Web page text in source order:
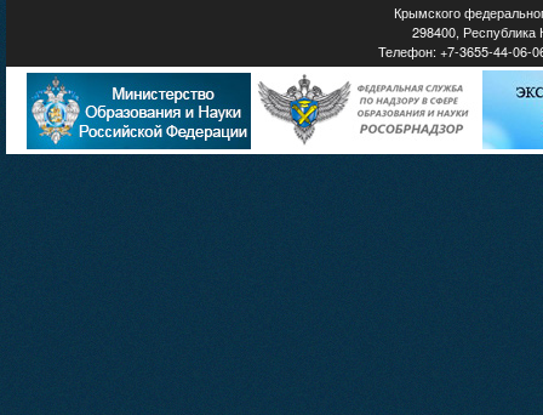
Крымского
298400, Республика
Телефон: +7-3655-44-06-